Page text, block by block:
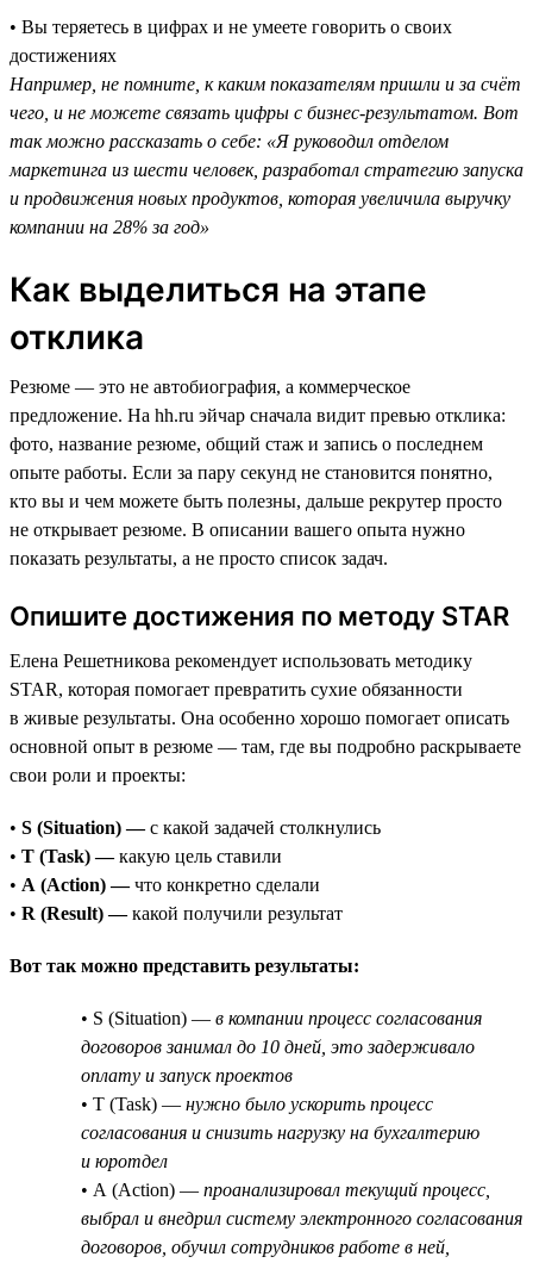
• Вы теряетесь в цифрах и не умеете говорить о своих
достижениях
Например, не помните, к каким показателям пришли и за счёт
чего, и не можете связать цифры с бизнес-результатом. Вот
так можно рассказать о себе: «Я руководил отделом
маркетинга из шести человек, разработал стратегию запуска
и продвижения новых продуктов, которая увеличила выручку
компании на 28% за год»
Как выделиться на этапе
отклика
Резюме — это не автобиография, а коммерческое
предложение. На hh.ru эйчар сначала видит превью отклика:
фото, название резюме, общий стаж и запись о последнем
опыте работы. Если за пару секунд не становится понятно,
кто вы и чем можете быть полезны, дальше рекрутер просто
не открывает резюме. В описании вашего опыта нужно
показать результаты, а не просто список задач.
Опишите достижения по методу STAR
Елена Решетникова рекомендует использовать методику
STAR, которая помогает превратить сухие обязанности
в живые результаты. Она особенно хорошо помогает описать
основной опыт в резюме — там, где вы подробно раскрываете
свои роли и проекты:
• S (Situation) —с какой задачей столкнулись
• T (Task) —какую цель ставили
• A (Action) —что конкретно сделали
• R (Result) —какой получили результат
Вот так можно представить результаты:
• S (Situation) — в компании процесс согласования
договоров занимал до 10 дней, это задерживало
оплату и запуск проектов
• T (Task) — нужно было ускорить процесс
согласования и снизить нагрузку на бухгалтерию
и юротдел
• A (Action) — проанализировал текущий процесс,
выбрал и внедрил систему электронного согласования
договоров, обучил сотрудников работе в ней,